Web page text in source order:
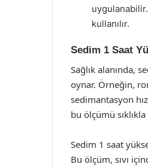
kullanılır.
Sedim 1 Saat
Sağlık alanında,
oynar. Örneğin,
sedimantasyon
bu ölçümü sıklıkla
Sedim 1 saat
Bu ölçüm, sıvı